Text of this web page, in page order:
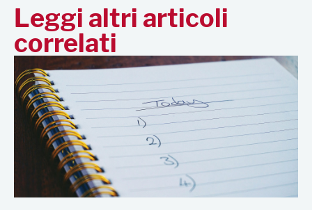
Leggi altri articoli
correlati